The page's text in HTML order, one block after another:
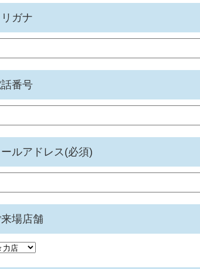
ガナ
番号
ルアドレス(必須)
場店舗